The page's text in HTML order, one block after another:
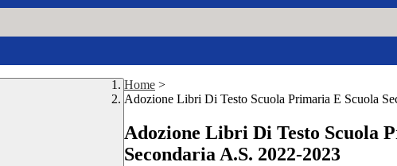
Home >
Adozione Libri Di Testo Scuola Primaria E Scuola
Adozione Libri Di Testo Scuola
Secondaria A.S. 2022-2023